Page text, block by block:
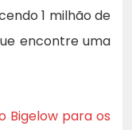
1 milhão de
encontre uma
Bigelow para os